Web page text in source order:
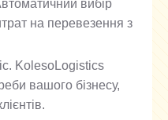
вибір
на перевезення з
KolesoLogistics
вашого бізнесу,